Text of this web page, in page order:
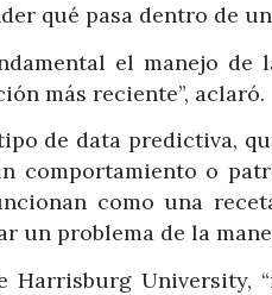
qué pasa dentro de
el manejo
más reciente”, aclaró.
de data predictiva,
comportamiento o
como una
un problema de la
Harrisburg University,